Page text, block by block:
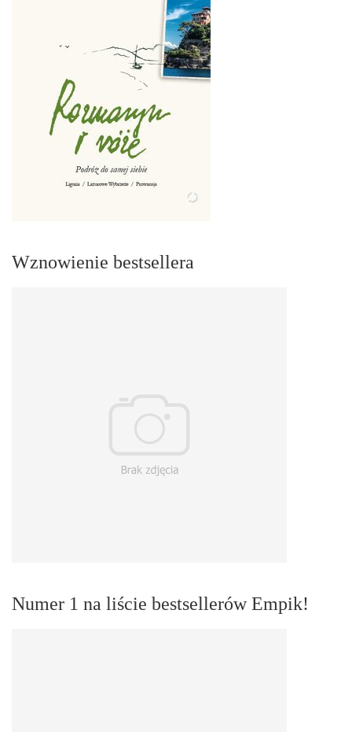
Wznowienie bestsellera
Numer 1 na liście bestsellerów Empik!